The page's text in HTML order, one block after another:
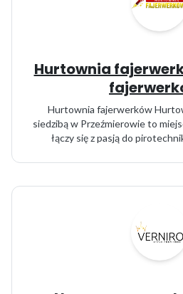
Hurtownia
Hurtownia fajerwerków
siedzibą w Przeźmierowie to
łączy się z pasją do